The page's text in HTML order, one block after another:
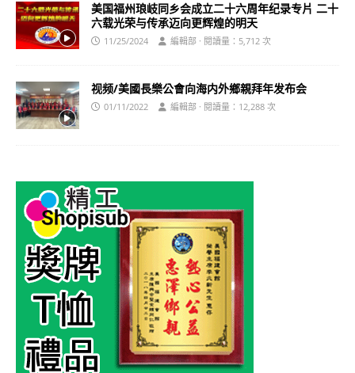
美国福州琅岐同乡会成立二十六周年纪录专片 二十
六载光荣与传承迈向更辉煌的明天
11/25/2024 編輯部 · 閱讀量：5,712 次
视频/美國長樂公會向海内外鄉親拜年发布会
01/11/2022 編輯部 · 閱讀量：12,288 次